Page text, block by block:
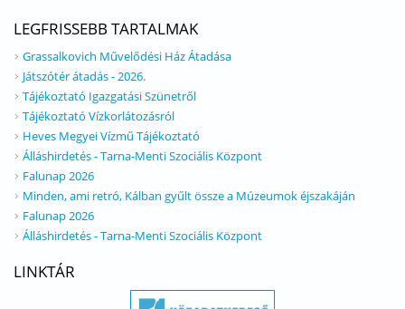
LEGFRISSEBB TARTALMAK
Grassalkovich Művelődési Ház Átadása
Játszótér átadás - 2026.
Tájékoztató Igazgatási Szünetről
Tájékoztató Vízkorlátozásról
Heves Megyei Vízmű Tájékoztató
Álláshirdetés - Tarna-Menti Szociális Központ
Falunap 2026
Minden, ami retró, Kálban gyűlt össze a Múzeumok éjszakáján
Falunap 2026
Álláshirdetés - Tarna-Menti Szociális Központ
LINKTÁR